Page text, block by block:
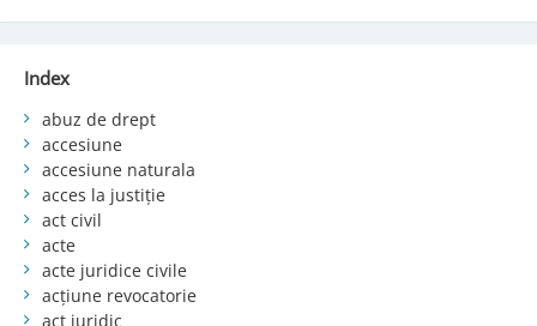
Index
abuz de drept
accesiune
accesiune naturala
acces la justiție
act civil
acte
acte juridice civile
acțiune revocatorie
act juridic